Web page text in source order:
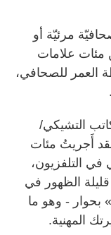
مرئيّة أو
مئات علامات
العمر للصحافي،
التشيكي/
أَجريتُ مئات
في التلفزيون،
الظهور في
بحوار - وهو ما
المهنية.